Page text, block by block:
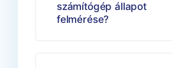
számítógép állapot
felmérése?